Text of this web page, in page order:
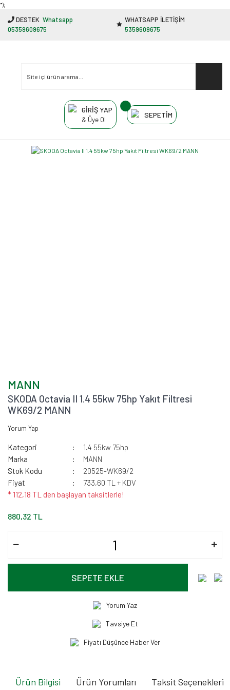
"');
DESTEK Whatsapp
05359609675
WHATSAPP İLETİŞİM
5359609675
GİRİŞ YAP
& Üye Ol
SEPETİM
MANN
SKODA Octavia II 1.4 55kw 75hp Yakıt Filtresi
WK69/2 MANN
Yorum Yap
Kategori
1.4 55kw 75hp
Marka
MANN
Stok Kodu
20525-WK69/2
Fiyat
733,60 TL + KDV
* 112,18 TL den başlayan taksitlerle!
880,32 TL
SEPETE EKLE
Yorum Yaz
Tavsiye Et
Fiyatı Düşünce Haber Ver
Ürün Bilgisi Ürün Yorumları Taksit Seçenekleri